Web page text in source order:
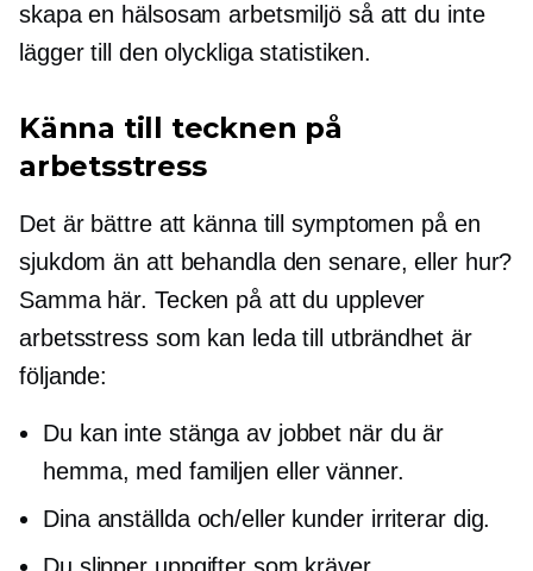
skapa en hälsosam arbetsmiljö så att du inte
lägger till den olyckliga statistiken.
Känna till tecknen på
arbetsstress
Det är bättre att känna till symptomen på en
sjukdom än att behandla den senare, eller hur?
Samma här. Tecken på att du upplever
arbetsstress som kan leda till utbrändhet är
följande:
Du kan inte stänga av jobbet när du är
hemma, med familjen eller vänner.
Dina anställda och/eller kunder irriterar dig.